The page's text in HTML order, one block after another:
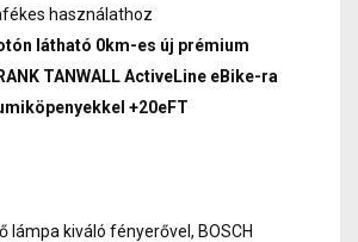
használathoz
látható 0km-es új prémium
TANWALL ActiveLine eBike-ra
+20eFT
lámpa kiváló fényerővel, BOSCH